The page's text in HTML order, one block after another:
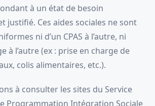
à un état de besoin
justifié. Ces aides sociales ne sont
ni d’un CPAS à l’autre, ni
à l’autre (ex : prise en charge de
colis alimentaires, etc.).
à consulter les sites du Service
Programmation Intégration Sociale